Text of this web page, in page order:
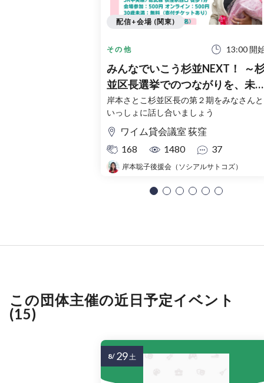
その他 13:00 開
みんなでいこう杉並NEXT！ ～
並区長選挙でのつながりを、未
へ～
岸本さとこ杉並区長の第２期をみなさんと
いっしょに話し合いましょう
ワイム貸会議室 荻窪
168
1480 37
岸本聡子後援会（ソシアルサトコズ）
配信+会場 (関東)
この団体主催の近日予定イベント
(15)
8/ 29土